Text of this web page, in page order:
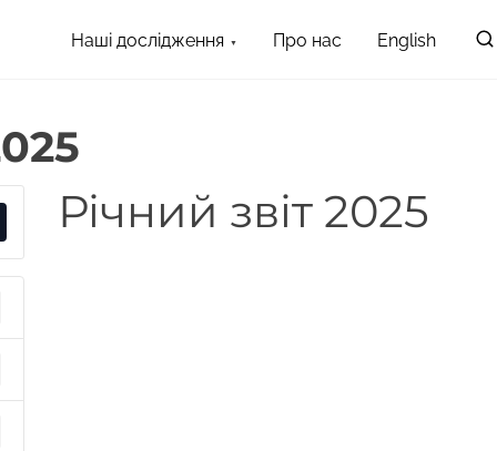
Наші дослідження Про нас English
Річний звіт 2025